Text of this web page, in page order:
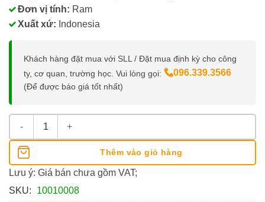
Đơn vị tính: Ram
Xuất xứ: Indonesia
Khách hàng đặt mua với SLL / Đặt mua định kỳ cho công
ty, cơ quan, trường học. Vui lòng gọi:
096.339.3566
(Để được báo giá tốt nhất)
Giấy A5 Ik Plus 70Gsm số lượng
Thêm vào giỏ hàng
Lưu ý: Giá bán chưa gồm VAT;
SKU:
10010008